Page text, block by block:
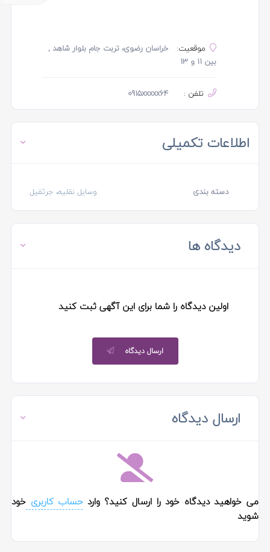
موقعیت:
خراسان رضوی، تربت جام بلوار شاهد ,
بین 11 و 13
تلفن : 0915xxxxx64
اطلاعات تکمیلی
دسته بندی وسایل نقلیه، جرثقیل
دیدگاه ها
اولین دیدگاه را شما برای این آگهی ثبت کنید
ارسال دیدگاه
ارسال دیدگاه
می خواهید دیدگاه خود را ارسال کنید؟ واردحساب کاربریخود
شوید